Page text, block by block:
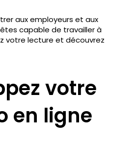
aux employeurs et aux
capable de travailler à
votre lecture et découvrez
votre
en ligne